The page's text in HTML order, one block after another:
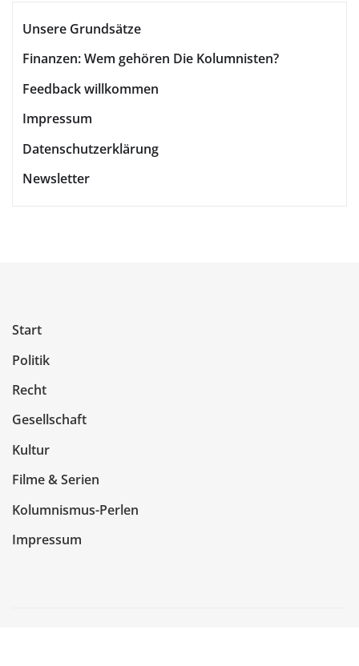
Unsere Grundsätze
Finanzen: Wem gehören Die Kolumnisten?
Feedback willkommen
Impressum
Datenschutzerklärung
Newsletter
Start
Politik
Recht
Gesellschaft
Kultur
Filme & Serien
Kolumnismus-Perlen
Impressum